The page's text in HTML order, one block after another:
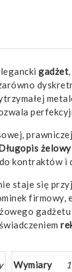
gadżet
kontraktów i
staje się
Wymiary